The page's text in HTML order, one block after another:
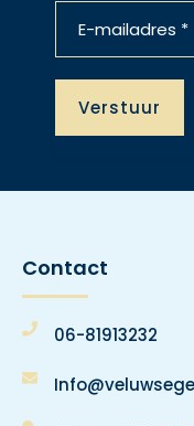
Contact
06-81913232